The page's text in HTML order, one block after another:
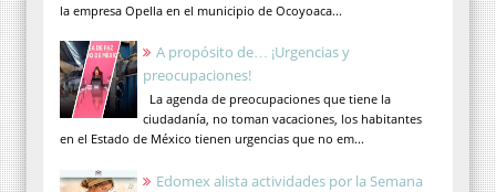
la empresa Opella en el municipio de Ocoyoaca...
A propósito de… ¡Urgencias y
preocupaciones!
La agenda de preocupaciones que tiene la
ciudadanía, no toman vacaciones, los habitantes
en el Estado de México tienen urgencias que no em...
Edomex alista actividades por la Semana